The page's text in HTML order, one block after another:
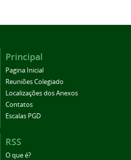
Principal
Pagina Inicial
Reuniões Colegiado
Localizações dos Anexos
Contatos
Escalas PGD
RSS
O que é?